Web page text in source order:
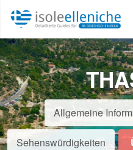
Allgemeine
Sehenswürdigkeiten